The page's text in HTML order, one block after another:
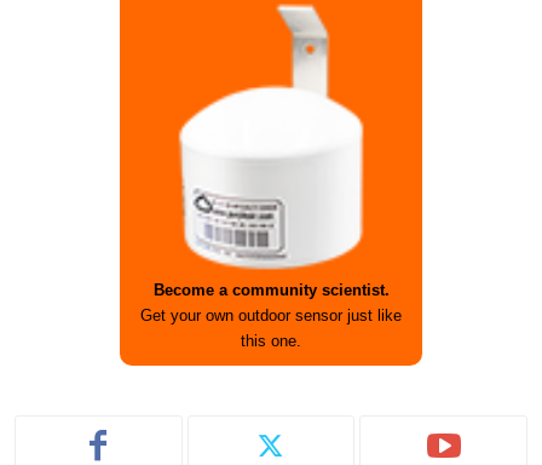
Become a community scientist.
Get your own outdoor sensor just like
this one.